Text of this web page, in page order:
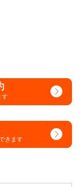
す
きます